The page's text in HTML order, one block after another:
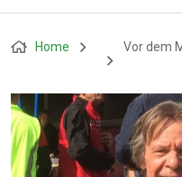
Home Vor dem